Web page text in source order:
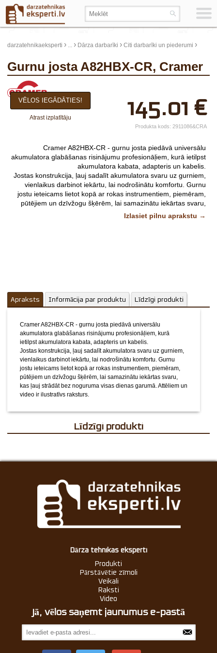
darzatehnikaeksperti › ... › Dārza darbarīki › Citi darbarīki un piederumi ›
Gurnu josta A82HBX-CR, Cramer
×
Jūsu vārds*
Uzņēmuma
tālr.*
E-pasts*
Izvēlieties tuvāko
veikalu*
145.01 €
VĒLOS IEGĀDĀTIES!
Atrast izplatītāju
Produkta kods: 2911086&CRA
Cramer A82HBX-CR - gurnu josta piedāvā universālu
akumulatora glabāšanas risinājumu profesionāļiem, kurā ietilpst
akumulatora kabata, adapteris un kabelis.
Jostas konstrukcija, ļauj sadalīt akumulatora svaru uz gurniem,
vienlaikus darbinot iekārtu, lai nodrošinātu komfortu. Gurnu
jostu ieteicams lietot kopā ar rokas instrumentiem, piemēram,
pūtējiem un dzīvžogu šķērēm, lai samazinātu iekārtas svaru,
kas ļauj strādāt bez noguruma visas dienas garumā.
Attēliem
un video ir ilustratīvs raksturs.
Izlasiet pilnu aprakstu →
Apraksts Informācija par produktu Līdzīgi produkti
Cramer A82HBX-CR - gurnu josta piedāvā universālu
akumulatora glabāšanas risinājumu profesionāļiem, kurā
ietilpst akumulatora kabata, adapteris un kabelis.
Jostas konstrukcija, ļauj sadalīt akumulatora svaru uz gurniem,
vienlaikus darbinot iekārtu, lai nodrošinātu komfortu. Gurnu
jostu ieteicams lietot kopā ar rokas instrumentiem, piemēram,
pūtējiem un dzīvžogu šķērēm, lai samazinātu iekārtas svaru,
kas ļauj strādāt bez noguruma visas dienas garumā.Attēliem un
video ir ilustratīvs raksturs.
Līdzīgi produkti
Dārza tehnikas eksperti
Produkti
Pārstāvētie zīmoli
Veikali
Raksti
Video
Jā, vēlos saņemt jaunumus e-pastā